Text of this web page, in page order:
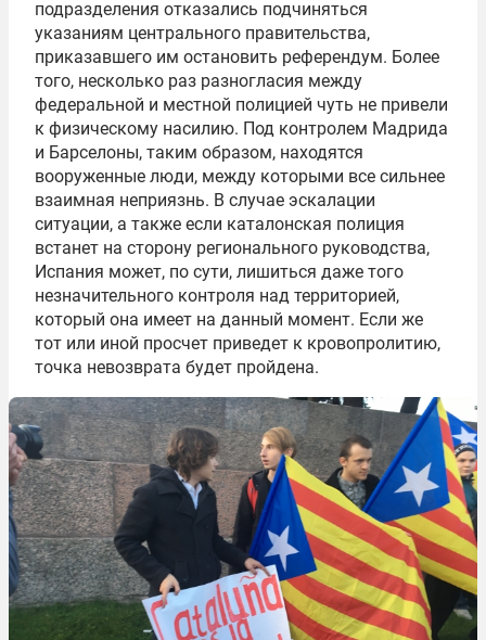
подразделения отказались подчиняться
указаниям центрального правительства,
приказавшего им остановить референдум. Более
того, несколько раз разногласия между
федеральной и местной полицией чуть не привели
к физическому насилию. Под контролем Мадрида
и Барселоны, таким образом, находятся
вооруженные люди, между которыми все сильнее
взаимная неприязнь. В случае эскалации
ситуации, а также если каталонская полиция
встанет на сторону регионального руководства,
Испания может, по сути, лишиться даже того
незначительного контроля над территорией,
который она имеет на данный момент. Если же
тот или иной просчет приведет к кровопролитию,
точка невозврата будет пройдена.